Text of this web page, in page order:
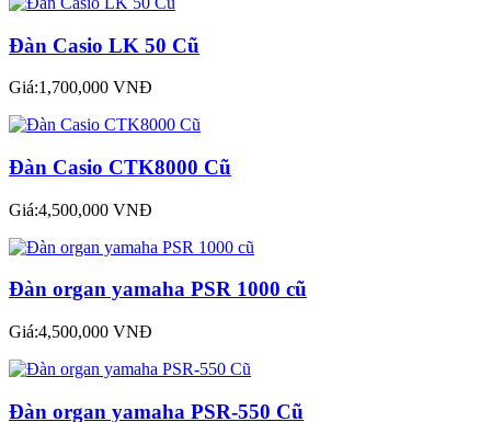
Đàn Casio LK 50 Cũ
Giá:1,700,000 VNĐ
Đàn Casio CTK8000 Cũ
Giá:4,500,000 VNĐ
Đàn organ yamaha PSR 1000 cũ
Giá:4,500,000 VNĐ
Đàn organ yamaha PSR-550 Cũ